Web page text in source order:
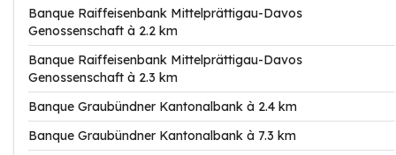
Banque Raiffeisenbank Mittelprättigau-Davos
Genossenschaft à 2.2 km
Banque Raiffeisenbank Mittelprättigau-Davos
Genossenschaft à 2.3 km
Banque Graubündner Kantonalbank à 2.4 km
Banque Graubündner Kantonalbank à 7.3 km